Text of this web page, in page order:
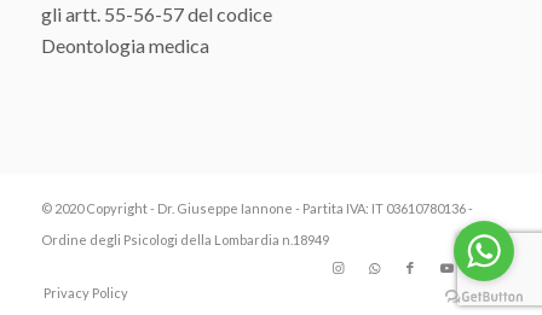
gli artt. 55-56-57 del codice
Deontologia medica
© 2020 Copyright - Dr. Giuseppe Iannone - Partita IVA: IT 03610780136 -
Ordine degli Psicologi della Lombardia n.18949
Privacy Policy